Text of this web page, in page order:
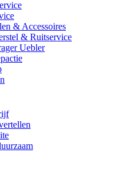
& Accessoires
& Ruitservice
Uebler